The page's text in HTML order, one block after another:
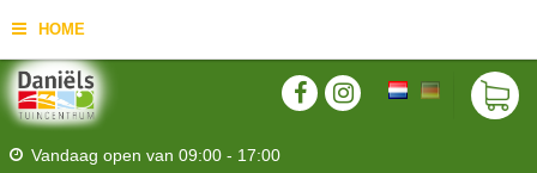
HOME
Vandaag open van 09:00 - 17:00